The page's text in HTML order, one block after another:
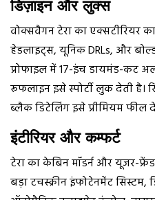
डिज़ाइन और लुक्स
वोक्सवैगन टेरा का एक्सटीरियर
हेडलाइट्स, यूनिक DRLs, और
प्रोफाइल में 17-इंच डायमंड-कट
रूफलाइन इसे स्पोर्टी लुक देती है।
ब्लैक डिटेलिंग इसे प्रीमियम फील
इंटीरियर और कम्फर्ट
टेरा का केबिन मॉडर्न और यूजर-
बड़ा टचस्क्रीन इंफोटेनमेंट सिस्टम,